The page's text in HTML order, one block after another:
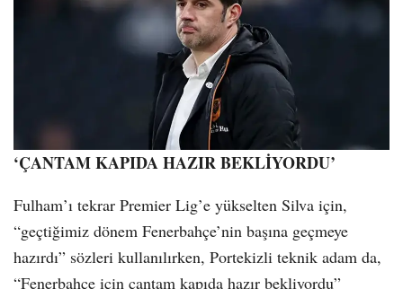
‘ÇANTAM KAPIDA HAZIR BEKLİYORDU’
Fulham’ı tekrar Premier Lig’e yükselten Silva için,
“geçtiğimiz dönem Fenerbahçe’nin başına geçmeye
hazırdı” sözleri kullanılırken, Portekizli teknik adam da,
“Fenerbahçe için çantam kapıda hazır bekliyordu”